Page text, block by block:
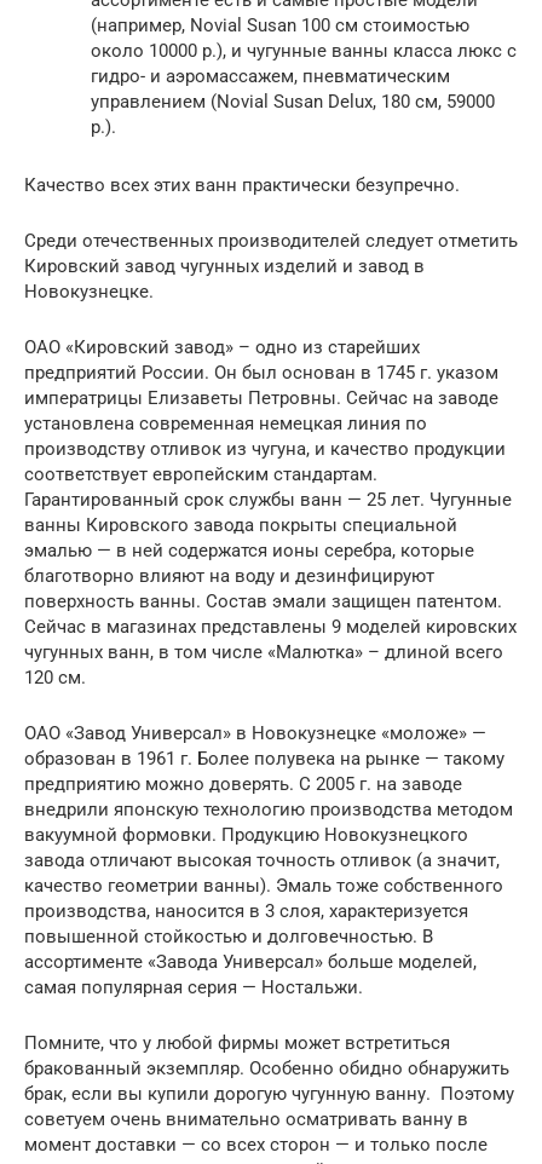
(например, Novial Susan 100 см стоимостью
около 10000 р.), и чугунные ванны класса люкс с
гидро- и аэромассажем, пневматическим
управлением (Novial Susan Delux, 180 см, 59000
р.).
Качество всех этих ванн практически безупречно.
Среди отечественных производителей следует отметить
Кировский завод чугунных изделий и завод в
Новокузнецке.
ОАО «Кировский завод» – одно из старейших
предприятий России. Он был основан в 1745 г. указом
императрицы Елизаветы Петровны. Сейчас на заводе
установлена современная немецкая линия по
производству отливок из чугуна, и качество продукции
соответствует европейским стандартам.
Гарантированный срок службы ванн — 25 лет. Чугунные
ванны Кировского завода покрыты специальной
эмалью — в ней содержатся ионы серебра, которые
благотворно влияют на воду и дезинфицируют
поверхность ванны. Состав эмали защищен патентом.
Сейчас в магазинах представлены 9 моделей кировских
чугунных ванн, в том числе «Малютка» – длиной всего
120 см.
ОАО «Завод Универсал» в Новокузнецке «моложе» —
образован в 1961 г. Более полувека на рынке — такому
предприятию можно доверять. С 2005 г. на заводе
внедрили японскую технологию производства методом
вакуумной формовки. Продукцию Новокузнецкого
завода отличают высокая точность отливок (а значит,
качество геометрии ванны). Эмаль тоже собственного
производства, наносится в 3 слоя, характеризуется
повышенной стойкостью и долговечностью. В
ассортименте «Завода Универсал» больше моделей,
самая популярная серия — Ностальжи.
Помните, что у любой фирмы может встретиться
бракованный экземпляр. Особенно обидно обнаружить
брак, если вы купили дорогую чугунную ванну. Поэтому
советуем очень внимательно осматривать ванну в
момент доставки — со всех сторон — и только после